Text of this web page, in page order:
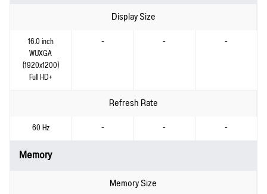
Display Size
16.0 inch
WUXGA
(1920x1200)
Full HD+
- - -
Refresh Rate
60 Hz - - -
Memory
Memory Size